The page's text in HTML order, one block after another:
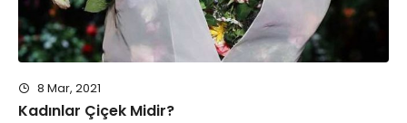
8 Mar, 2021
Kadınlar Çiçek Midir?